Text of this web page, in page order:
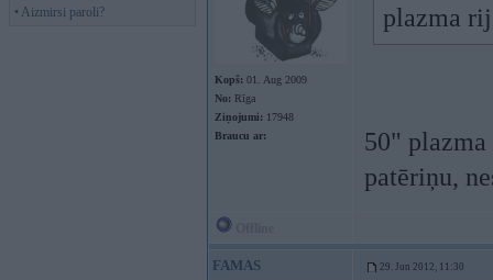
• Aizmirsi paroli?
Kopš: 01. Aug 2009
No: Rīga
Ziņojumi: 17948
Braucu ar:
plazma
50"
patēriņu,
FAMAS 29. Jun 2012, 11:30